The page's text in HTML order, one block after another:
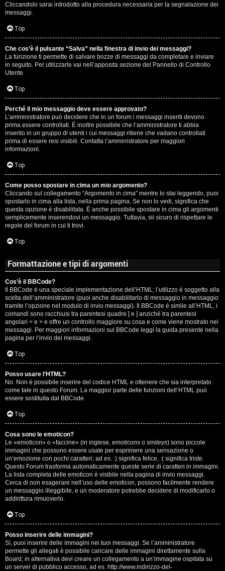
Cliccandolo sarai introdotto alla procedura necessaria per la segnalazione dei
messaggi.
Top
Che cos’è il pulsante “Salva” nella finestra di invio dei messaggi?
La funzione ti permette di salvare bozze di messaggi da completare e inviare
in seguito. Per utilizzarle vai nell’apposita sezione del Pannello di Controllo
Utente.
Top
Perché il mio messaggio deve essere approvato?
L’amministratore può decidere che in un forum i messaggi inseriti devono
prima essere controllati. È inoltre possibile che l’amministratore ti abbia
inserito in un gruppo di utenti i cui messaggi ritiene che vadano controllati
prima di essere resi visibili. Contatta l’amministratore per maggiori
informazioni.
Top
Come posso spostare in cima un mio argomento?
Cliccando sul collegamento “Argomento in cima” mentre lo stai leggendo, puoi
spostarlo in cima alla lista, nella prima pagina. Se non lo vedi, significa che
questa opzione è disabilitata. È anche possibile spostare in cima gli argomenti
semplicemente inserendovi un messaggio. Tuttavia, sii sicuro di rispettare le
regole del forum in cui ti trovi.
Top
Formattazione e tipi di argomenti
Cos’è il BBCode?
Il BBCode è una speciale implementazione dell’HTML; l’utilizzo è soggetto alla
scelta dell’amministratore (puoi anche disabilitarlo di messaggio in messaggio
tramite l’opzione nel modulo di invio messaggi). Il BBCode è simile all’HTML, i
comandi sono racchiusi tra parentesi quadre [ e ] anziché tra parentesi
angolari < e > e offre un controllo maggiore su cosa e come viene mostrato nei
messaggi. Per maggiori informazioni sul BBCode leggi la guida presente nella
pagina per l’invio dei messaggi.
Top
Posso usare l’HTML?
No. Non è possibile inserire del codice HTML e ottenere che sia interpretato
come tale in questo Forum. La maggior parte delle funzioni dell’HTML può
essere sostituita dal BBCode.
Top
Cosa sono le emoticon?
Le «emoticon» o «faccine» (in inglese, emoticons o smileys) sono piccole
immagini che possono essere usate per esprimere una sensazione o
un’emozione con pochi caratteri; ad es. :) significa felice, :( significa triste.
Questo Forum trasforma automaticamente queste serie di caratteri in immagini.
La lista completa delle emoticon è visibile nella pagina di invio messaggi.
Cerca di non esagerare nell’uso delle emoticon, possono facilmente rendere
un messaggio illeggibile, e un moderatore potrebbe decidere di modificarlo o
addirittura rimuoverlo.
Top
Posso inserire delle immagini?
Sì, puoi inserire delle immagini nei tuoi messaggi. Se l’amministratore
permette gli allegati è possibile caricare delle immagini direttamente sulla
Board; in alternativa devi creare un collegamento a un’immagine ospitata su
un server di pubblico accesso, ad es. http://www.indirizzo-del-
r
a
t
e
c
o
n
G
i
g
i
D
'
A
g
o
s
t
i
n
o
R
i
f
l
e
s
s
i
o
n
i